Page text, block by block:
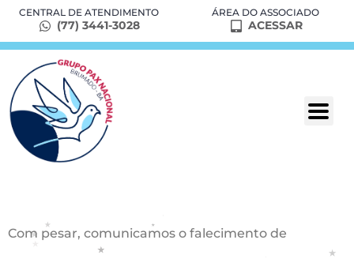
CENTRAL DE ATENDIMENTO
(77) 3441-3028
ÁREA DO ASSOCIADO
ACESSAR
Com pesar, comunicamos o falecimento de